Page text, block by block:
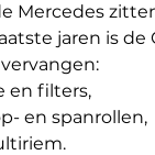
Mercedes
jaren is
en filters,
en spanrollen,